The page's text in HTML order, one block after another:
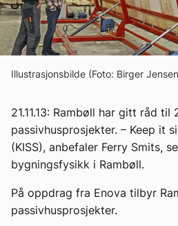
Kontakt oss:
Abonner på fagbladet
Annonsere i VVS Aktuelt
Tips oss
eBlad
Illustrasjonsbilde (Foto: Birger
21.11.13: Rambøll har gitt råd til
passivhusprosjekter. – Keep it
(KISS), anbefaler Ferry Smits,
bygningsfysikk i Rambøll.
På oppdrag fra Enova tilbyr
passivhusprosjekter.